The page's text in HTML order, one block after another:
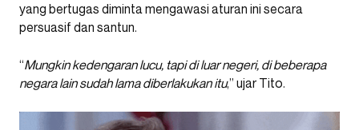
yang bertugas diminta mengawasi aturan ini secara
persuasif dan santun.
“Mungkin kedengaran lucu, tapi di luar negeri, di beberapa
negara lain sudah lama diberlakukan itu,” ujar Tito.